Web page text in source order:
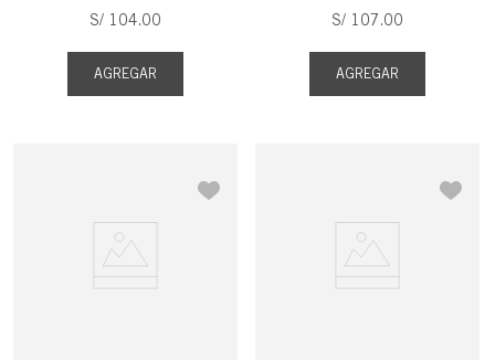
S/ 104.00
AGREGAR
S/ 107.00
AGREGAR